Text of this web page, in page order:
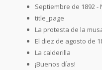
Septiembre de 1892 -
title_page
La protesta de la
El diez de agosto de
La calderilla
¡Buenos días!